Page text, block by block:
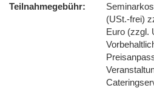
Teilnahmegebühr
(USt.-frei)
Euro (zzgl.